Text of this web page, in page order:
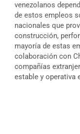
venezolanos
de estos empleos
nacionales que
construcción,
mayoría de estas
colaboración con
compañías
estable y operativa